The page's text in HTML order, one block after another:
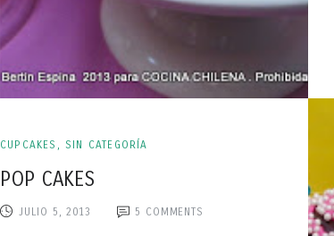
CUPCAKES ,SIN CATEGORÍA
POP CAKES
JULIO 5, 2013 5 COMMENTS